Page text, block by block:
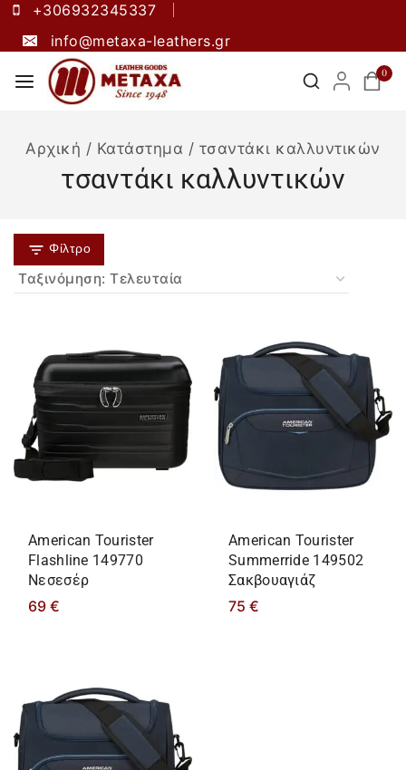
+306932345337
info@metaxa-leathers.gr
0
Αρχική / Κατάστημα / τσαντάκι καλλυντικών
τσαντάκι καλλυντικών
Φίλτρο
American Tourister
Flashline 149770
Νεσεσέρ
69 €
American Tourister
Summerride 149502
Σακβουαγιάζ
75 €